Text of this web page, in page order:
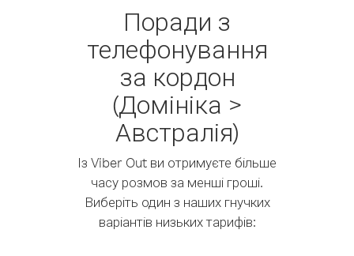
Поради з
телефонування
за кордон
(Домініка >
Австралія)
Із Viber Out ви отримуєте більше
часу розмов за менші гроші.
Виберіть один з наших гнучких
варіантів низьких тарифів: